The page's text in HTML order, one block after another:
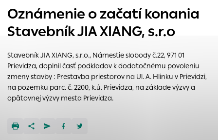
Oznámenie o začatí konania
Stavebník JIA XIANG, s.r.o
Stavebník JIA XIANG, s.r.o., Námestie slobody č.22, 971 01
Prievidza, doplnil časť podkladov k dodatočnému povoleniu
zmeny stavby : Prestavba priestorov na Ul. A. Hlinku v Prievidzi,
na pozemku parc. č. 2200, k.ú. Prievidza, na základe výzvy a
opätovnej výzvy mesta Prievidza.
Nastavenie cookies
Cookies sú malé súbory, do ktorých webové stránky môžu
ukladať informácie o vašej aktivite a preferenciách.
zapamätoval Vaše prihlásenie alebo aby sa uložila Vaša
voľba v tomto okne.
Vyberte úroveň cookies, ktorú chcete povoliť
Technické cookies
pomáhajú urobiť webové stránky uplatniteľnými tým, že